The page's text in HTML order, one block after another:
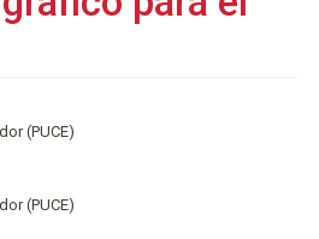
(PUCE)
(PUCE)